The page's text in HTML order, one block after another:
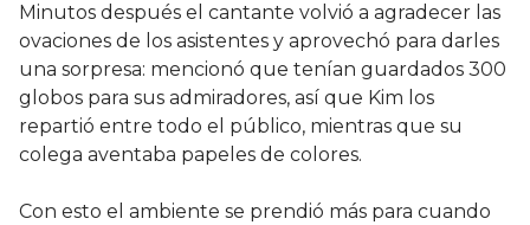
Minutos después el cantante volvió a agradecer las
ovaciones de los asistentes y aprovechó para darles
una sorpresa: mencionó que tenían guardados 300
globos para sus admiradores, así que Kim los
repartió entre todo el público, mientras que su
colega aventaba papeles de colores.
Con esto el ambiente se prendió más para cuando